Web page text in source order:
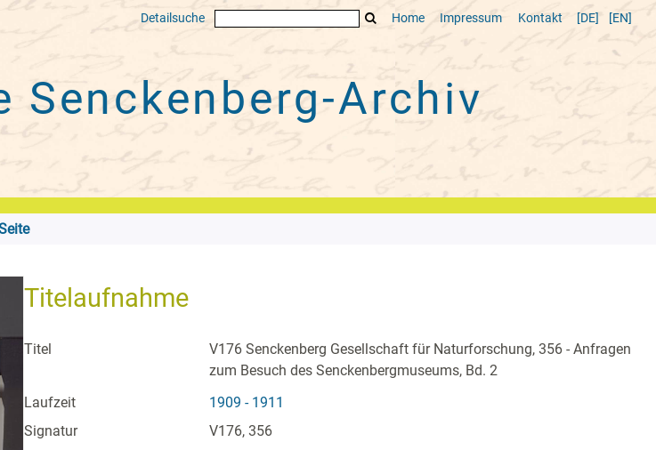
Detailsuche Home Impressum Kontakt [DE] [EN]
Senckenberg-Archiv
Titelaufnahme
Titel
V176 Senckenberg Gesellschaft für Naturforschung, 356 - Anfragen
zum Besuch des Senckenbergmuseums, Bd. 2
Laufzeit
1909 - 1911
Signatur
V176, 356